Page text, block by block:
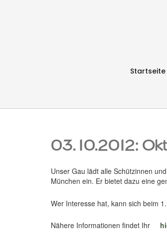
Startseite
03.10.2012:
Unser Gau lädt alle Schützinnen
München ein. Er bietet dazu eine
Wer Interesse hat, kann sich beim
Nähere Informationen findet Ihr